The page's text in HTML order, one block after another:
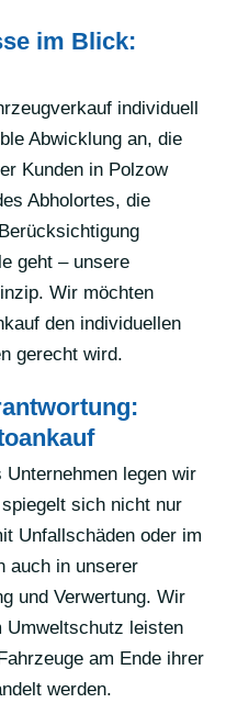
im Blick:
individuell
Abwicklung an, die
Kunden in Polzow
Abholortes, die
geht – unsere
Wir möchten
den individuellen
gerecht wird.
legen wir
sich nicht nur
Unfallschäden oder im
auch in unserer
und Verwertung. Wir
Umweltschutz leisten
am Ende ihrer
werden.